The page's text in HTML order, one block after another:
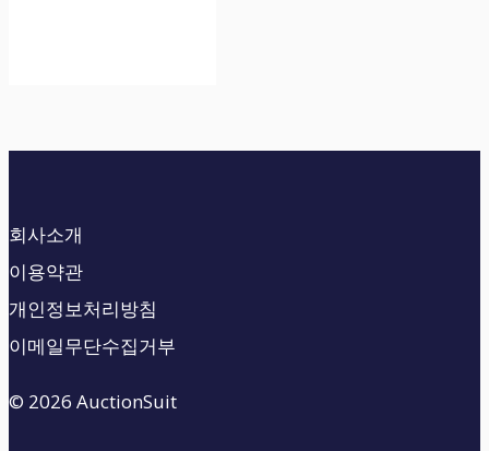
© 2026 AuctionSuit
회사소개
이용약관
개인정보처리방침
이메일무단수집거부